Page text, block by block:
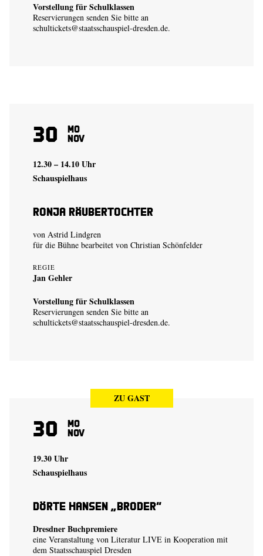
Vorstellung für Schulklassen
Reservierungen senden Sie bitte an
schultickets@staatsschauspiel-dresden.de.
30 Mo
Nov
12.30 – 14.10 Uhr
Schauspielhaus
Ronja Räubertochter
von Astrid Lindgren
für die Bühne bearbeitet von Christian Schönfelder
REGIE
Jan Gehler
Vorstellung für Schulklassen
Reservierungen senden Sie bitte an
schultickets@staatsschauspiel-dresden.de.
ZU GAST
30 Mo
Nov
19.30 Uhr
Schauspielhaus
Dörte Hansen „Broder“
Dresdner Buchpremiere
eine Veranstaltung von Literatur LIVE in Kooperation mit
dem Staatsschauspiel Dresden